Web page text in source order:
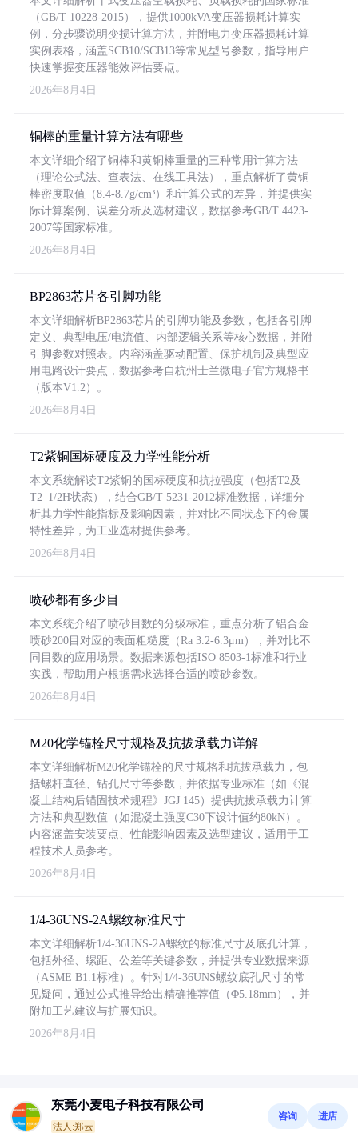
（GB/T 10228-2015），提供1000kVA变压器损耗计算实
例，分步骤说明变损计算方法，并附电力变压器损耗计算
实例表格，涵盖SCB10/SCB13等常见型号参数，指导用户
快速掌握变压器能效评估要点。
2026年8月4日
铜棒的重量计算方法有哪些
本文详细介绍了铜棒和黄铜棒重量的三种常用计算方法
（理论公式法、查表法、在线工具法），重点解析了黄铜
棒密度取值（8.4-8.7g/cm³）和计算公式的差异，并提供实
际计算案例、误差分析及选材建议，数据参考GB/T 4423-
2007等国家标准。
2026年8月4日
BP2863芯片各引脚功能
本文详细解析BP2863芯片的引脚功能及参数，包括各引脚
定义、典型电压/电流值、内部逻辑关系等核心数据，并附
引脚参数对照表。内容涵盖驱动配置、保护机制及典型应
用电路设计要点，数据参考自杭州士兰微电子官方规格书
（版本V1.2）。
2026年8月4日
T2紫铜国标硬度及力学性能分析
本文系统解读T2紫铜的国标硬度和抗拉强度（包括T2及
T2_1/2H状态），结合GB/T 5231-2012标准数据，详细分
析其力学性能指标及影响因素，并对比不同状态下的金属
特性差异，为工业选材提供参考。
2026年8月4日
喷砂都有多少目
本文系统介绍了喷砂目数的分级标准，重点分析了铝合金
喷砂200目对应的表面粗糙度（Ra 3.2-6.3μm），并对比不
同目数的应用场景。数据来源包括ISO 8503-1标准和行业
实践，帮助用户根据需求选择合适的喷砂参数。
2026年8月4日
M20化学锚栓尺寸规格及抗拔承载力详解
本文详细解析M20化学锚栓的尺寸规格和抗拔承载力，包
括螺杆直径、钻孔尺寸等参数，并依据专业标准（如《混
凝土结构后锚固技术规程》JGJ 145）提供抗拔承载力计算
方法和典型数值（如混凝土强度C30下设计值约80kN）。
内容涵盖安装要点、性能影响因素及选型建议，适用于工
程技术人员参考。
2026年8月4日
1/4-36UNS-2A螺纹标准尺寸
本文详细解析1/4-36UNS-2A螺纹的标准尺寸及底孔计算，
包括外径、螺距、公差等关键参数，并提供专业数据来源
（ASME B1.1标准）。针对1/4-36UNS螺纹底孔尺寸的常
见疑问，通过公式推导给出精确推荐值（Φ5.18mm），并
附加工艺建议与扩展知识。
2026年8月4日
东莞小麦电子科技有限公司
法人:郑云
咨询 进店